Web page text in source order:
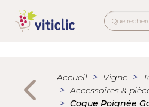
contenu
Accueil Vigne
Accessoires &
Coque Poignée